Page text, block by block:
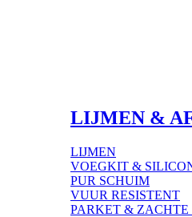
LIJMEN &
LIJMEN
VOEGKIT &
PUR SCHUIM
VUUR RESISTENT
PARKET & ZACHTE